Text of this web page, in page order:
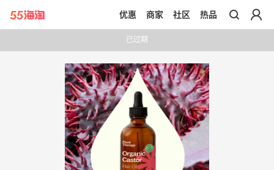
带你去官网买正品
优惠 商家 社区 热品
已过期